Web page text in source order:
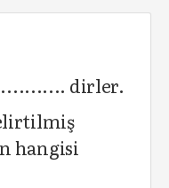
dirler.
hangisi